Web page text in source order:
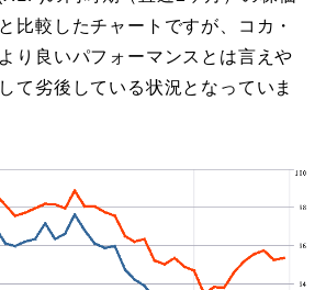
比較したチャートですが、コカ・
り良いパフォーマンスとは言えや
て劣後している状況となっていま